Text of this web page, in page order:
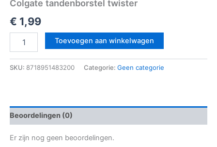
Colgate tandenborstel twister
€ 1,99
Toevoegen aan winkelwagen
SKU: 8718951483200 Categorie: Geen categorie
Beoordelingen (0)
Er zijn nog geen beoordelingen.